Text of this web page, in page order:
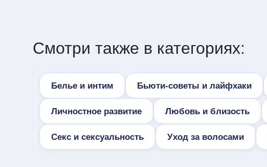
Смотри также в категориях:
Белье и интим Бьюти-советы и лайфхаки
Личностное развитие Любовь и близость
Секс и сексуальность Уход за волосами